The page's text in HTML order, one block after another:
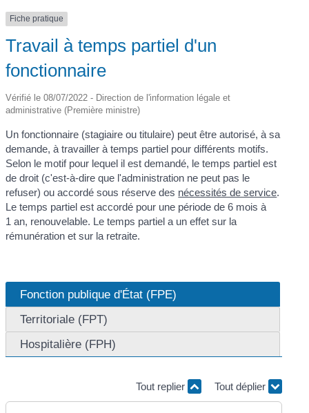
Fiche pratique
Travail à temps partiel d'un
fonctionnaire
Vérifié le 08/07/2022 - Direction de l'information légale et
administrative (Première ministre)
Un fonctionnaire (stagiaire ou titulaire) peut être autorisé, à sa
demande, à travailler à temps partiel pour différents motifs.
Selon le motif pour lequel il est demandé, le temps partiel est
de droit (c'est-à-dire que l'administration ne peut pas le
refuser) ou accordé sous réserve des nécessités de service.
Le temps partiel est accordé pour une période de 6 mois à
1 an, renouvelable. Le temps partiel a un effet sur la
rémunération et sur la retraite.
Fonction publique d'État (FPE)
Territoriale (FPT)
Hospitalière (FPH)
Tout replier Tout déplier